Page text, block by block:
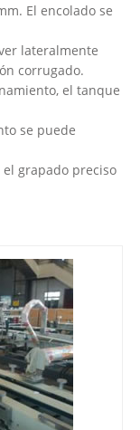
El encolado se
lateralmente
corrugado.
el tanque
se puede
grapado preciso